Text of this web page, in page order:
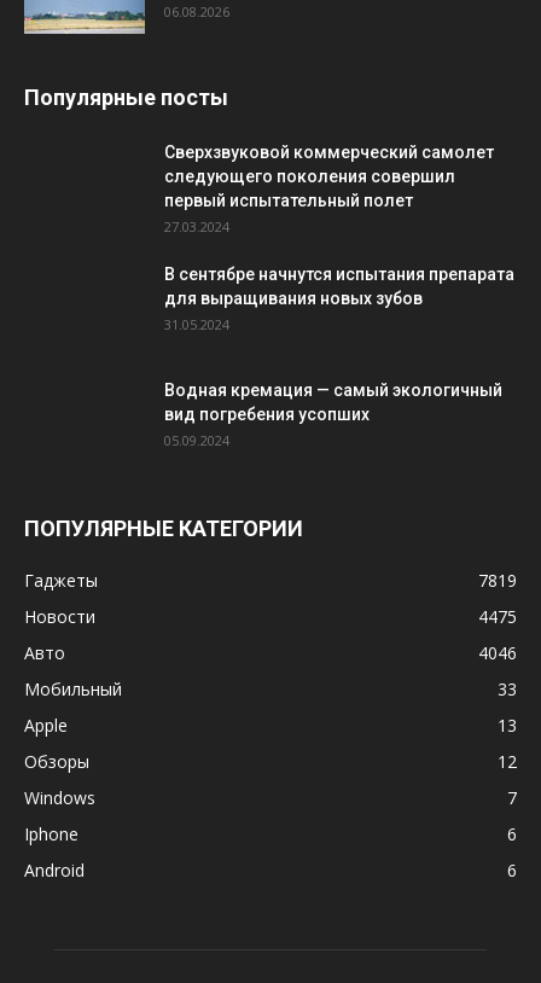
06.08.2026
Популярные посты
Сверхзвуковой коммерческий самолет
следующего поколения совершил
первый испытательный полет
27.03.2024
В сентябре начнутся испытания препарата
для выращивания новых зубов
31.05.2024
Водная кремация — самый экологичный
вид погребения усопших
05.09.2024
ПОПУЛЯРНЫЕ КАТЕГОРИИ
Гаджеты
7819
Новости
4475
Авто
4046
Мобильный
33
Apple
13
Обзоры
12
Windows
7
Iphone
6
Android
6